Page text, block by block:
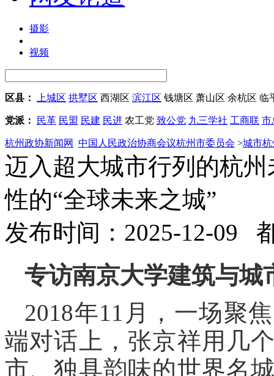
摄影
视频
区县： 上城区 拱墅区 西湖区 滨江区 钱塘区 萧山区 余杭区 临
党派： 民革 民盟 民建 民进 农工党 致公党 九三学社 工商联 市
杭州政协新闻网 中国人民政治协商会议杭州市委员会 >城市杭
迈入超大城市行列的杭
性的“全球未来之城”
发布时间：2025-12-09
专访南京大学建筑与城
2018年11月，一场聚
端对话上，张京祥用几
市、独具韵味的世界名